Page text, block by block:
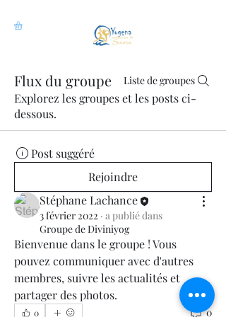
Flux du groupe Liste de groupes
Explorez les groupes et les posts ci-
dessous.
Post suggéré
Rejoindre
Stéphane Lachance
3 février 2022 · a publié dans
Groupe de Diviniyog
Bienvenue dans le groupe ! Vous
pouvez communiquer avec d'autres
membres, suivre les actualités et
partager des photos.
0 0